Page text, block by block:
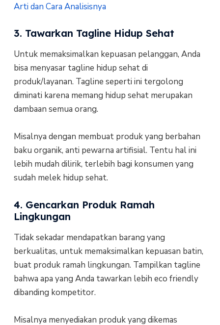
Arti dan Cara Analisisnya
3. Tawarkan Tagline Hidup Sehat
Untuk memaksimalkan kepuasan pelanggan, Anda
bisa menyasar tagline hidup sehat di
produk/layanan. Tagline seperti ini tergolong
diminati karena memang hidup sehat merupakan
dambaan semua orang.
Misalnya dengan membuat produk yang berbahan
baku organik, anti pewarna artifisial. Tentu hal ini
lebih mudah dilirik, terlebih bagi konsumen yang
sudah melek hidup sehat.
4. Gencarkan Produk Ramah
Lingkungan
Tidak sekadar mendapatkan barang yang
berkualitas, untuk memaksimalkan kepuasan batin,
buat produk ramah lingkungan. Tampilkan tagline
bahwa apa yang Anda tawarkan lebih eco friendly
dibanding kompetitor.
Misalnya menyediakan produk yang dikemas